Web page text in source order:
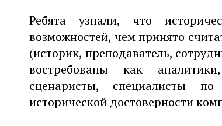
Ребята узнали, что
возможностей, чем принято
(историк, преподаватель,
востребованы как аналитики,
сценаристы, специалисты
исторической достоверности